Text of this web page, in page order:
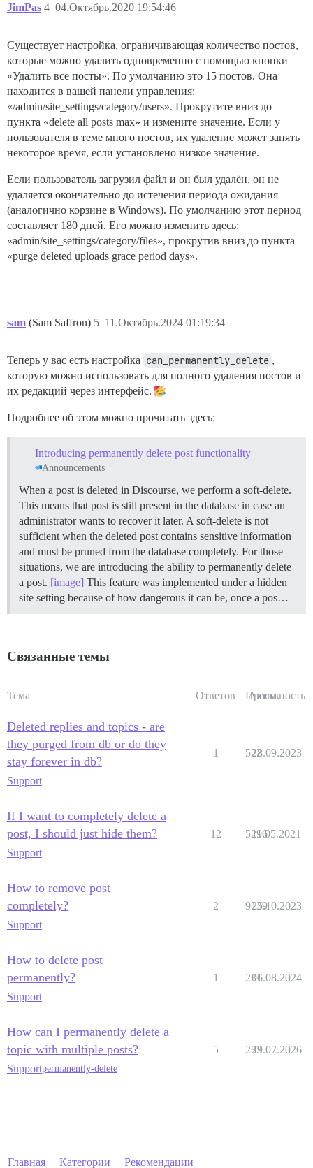
JimPas 04.Октябрь.2020 19:54:46
4
Существует настройка, ограничивающая количество постов,
которые можно удалить одновременно с помощью кнопки
«Удалить все посты». По умолчанию это 15 постов. Она
находится в вашей панели управления:
«/admin/site_settings/category/users». Прокрутите вниз до
пункта «delete all posts max» и измените значение. Если у
пользователя в теме много постов, их удаление может занять
некоторое время, если установлено низкое значение.
Если пользователь загрузил файл и он был удалён, он не
удаляется окончательно до истечения периода ожидания
(аналогично корзине в Windows). По умолчанию этот период
составляет 180 дней. Его можно изменить здесь:
«admin/site_settings/category/files», прокрутив вниз до пункта
«purge deleted uploads grace period days».
sam (Sam Saffron) 11.Октябрь.2024 01:19:34
5
Теперь у вас есть настройка can_permanently_delete ,
которую можно использовать для полного удаления постов и
их редакций через интерфейс.
Подробнее об этом можно прочитать здесь:
Introducing permanently delete post functionality
Announcements
When a post is deleted in Discourse, we perform a soft-delete.
This means that post is still present in the database in case an
administrator wants to recover it later. A soft-delete is not
sufficient when the deleted post contains sensitive information
and must be pruned from the database completely. For those
situations, we are introducing the ability to permanently delete
a post. [image] This feature was implemented under a hidden
site setting because of how dangerous it can be, once a pos…
Связанные темы
Тема Ответов Просм.
Активность
Deleted replies and topics - are
they purged from db or do they
stay forever in db?
Support
1 522
28.09.2023
If I want to completely delete a
post, I should just hide them?
Support
12 5296
11.05.2021
How to remove post
completely?
Support
2 9139
25.10.2023
How to delete post
permanently?
Support
1 231
06.08.2024
How can I permanently delete a
topic with multiple posts?
Supportpermanently-delete
5 233
29.07.2026
Главная Категории Рекомендации